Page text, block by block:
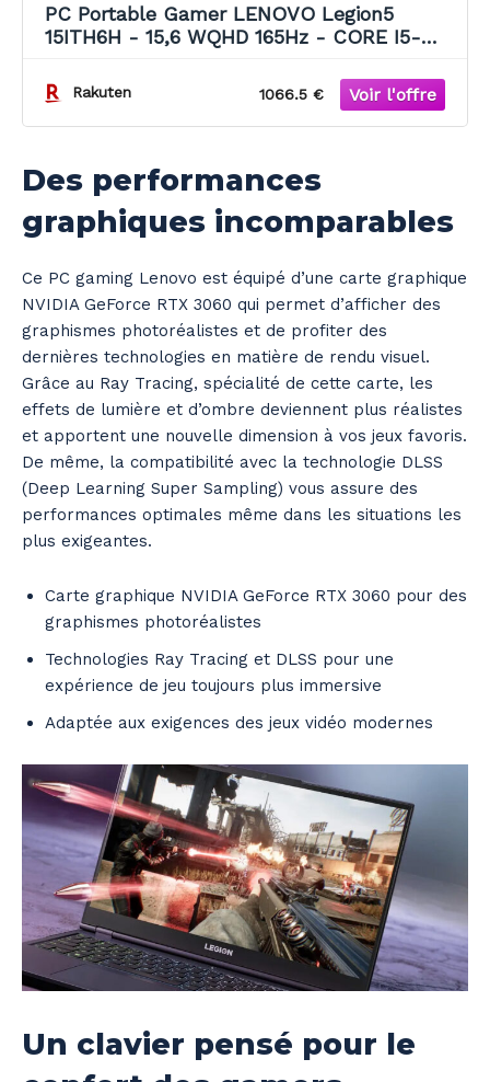
PC Portable Gamer LENOVO Legion5
15ITH6H - 15,6 WQHD 165Hz - CORE I5-
- Sans Windows
Rakuten 1066.5 €
Des performances
graphiques incomparables
Ce PC gaming Lenovo est équipé d’une carte graphique
NVIDIA GeForce RTX 3060 qui permet d’afficher des
graphismes photoréalistes et de profiter des
dernières technologies en matière de rendu visuel.
Grâce au Ray Tracing, spécialité de cette carte, les
effets de lumière et d’ombre deviennent plus réalistes
et apportent une nouvelle dimension à vos jeux favoris.
De même, la compatibilité avec la technologie DLSS
(Deep Learning Super Sampling) vous assure des
performances optimales même dans les situations les
plus exigeantes.
Carte graphique NVIDIA GeForce RTX 3060 pour des
graphismes photoréalistes
Technologies Ray Tracing et DLSS pour une
expérience de jeu toujours plus immersive
Adaptée aux exigences des jeux vidéo modernes
Un clavier pensé pour le